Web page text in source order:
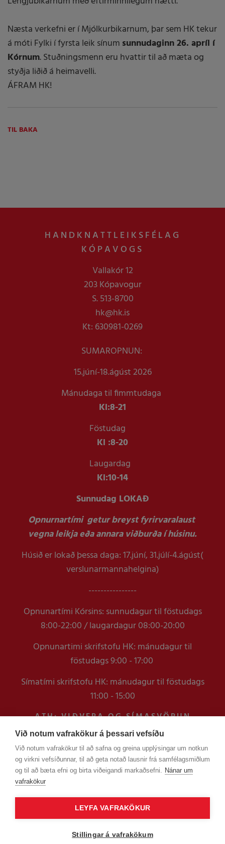
Við notum vafrakökur á þessari vefsíðu
Við notum vafrakökur til að safna og greina upplýsingar um notkun
og virkni vefsíðunnar, til að geta notað lausnir frá samfélagsmiðlum
og til að bæta efni og birta viðeigandi markaðsefni. Nánar um
vafrakökur
LEYFA VAFRAKÖKUR
Stillingar á vafrakökum
Næsta verkefni er í Mjólkurbikarnum, þar sem HK tekur
á móti Fylki í fyrsta leik sínum sunnudaginn 26. apríl í
Kórnum. Stuðningsmenn eru hvattir til að mæta og
styðja liðið á heimavelli.
ÁFRAM HK!
TIL BAKA
HANDKNATTLEIKSFÉLAG
KÓPAVOGS
Vallakór 12
203 Kópavogur
S. 513-8700
hk@hk.is
Kt: 630981-0269
SUMAROPNUN:
15.júní-18.ágúst 2026
Mánudaga til fimmtudaga
Kl:8-21
Föstudag
Kl :8-20
Laugardag
Kl:10-14
Sunnudag LOKAÐ
Opnurnartími getur breyst fyrirvaralaust
vegna leikja eða annara viðburða í húsinu.
Húsið er lokað þessa daga: 17.júní, 31.júlí-4.ágúst(
verslunarmannahelgina)
----------------
Opnunartími Kórsins: sunnudagur til föstudags
8:00-22:00 / laugardagur 08:00-20:00
Opnunartimi skrifstofu HK: mánudagur til
föstudags 9:00 - 17:00
Símatími skrifstofu HK: mánudagur til föstudags
11:00 - 15:00
ATH: VIÐVERA OG SÍMASVÖRUN
VERÐUR TAKMÖRKUÐ Á
SKRIFSTOFUNNI FRAM YFIR
VERSLUNARMANNHELGI
EN ERINDUM SEM KOMA Í GEGNUM
TÖLVUPÓSTA VERÐUR SVARAÐ